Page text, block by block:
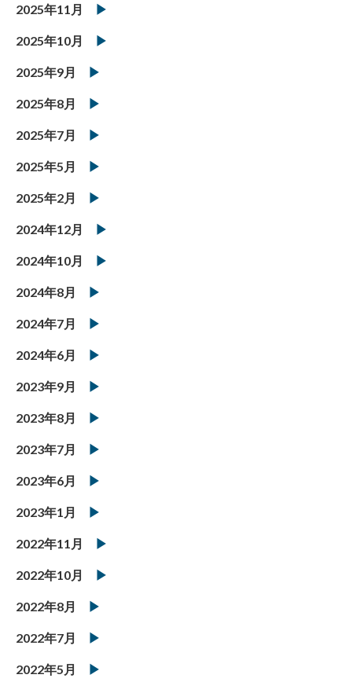
2025年11月
2025年10月
2025年9月
2025年8月
2025年7月
2025年5月
2025年2月
2024年12月
2024年10月
2024年8月
2024年7月
2024年6月
2023年9月
2023年8月
2023年7月
2023年6月
2023年1月
2022年11月
2022年10月
2022年8月
2022年7月
2022年5月